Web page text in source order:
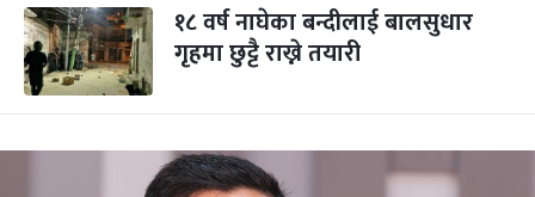
१८ वर्ष नाघेका बन्दीलाई बालसुधार
गृहमा छुट्टै राख्ने तयारी